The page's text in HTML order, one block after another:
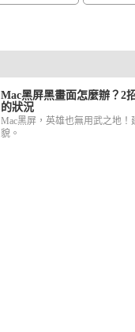
Mac黑屏黑畫面怎麼辦？2
的狀況
Mac黑屏，英雄也無用武之地！
貌。